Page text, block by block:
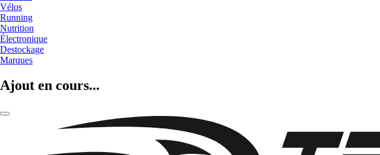
Vélos
Running
Nutrition
Électronique
Destockage
Marques
Ajout en cours...